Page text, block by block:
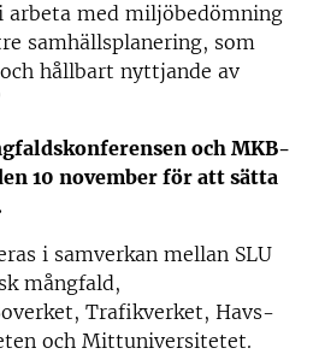
arbeta med miljöbedömning
samhällsplanering, som
hållbart nyttjande av
och MKB-
10 november för att sätta
i samverkan mellan SLU
mångfald,
Trafikverket, Havs-
och Mittuniversitetet.